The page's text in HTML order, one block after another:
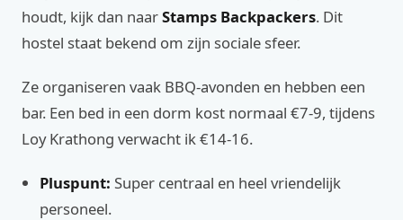
houdt, kijk dan naarStamps Backpackers. Dit
hostel staat bekend om zijn sociale sfeer.
Ze organiseren vaak BBQ-avonden en hebben een
bar. Een bed in een dorm kost normaal €7-9, tijdens
Loy Krathong verwacht ik €14-16.
Pluspunt: Super centraal en heel vriendelijk
personeel.